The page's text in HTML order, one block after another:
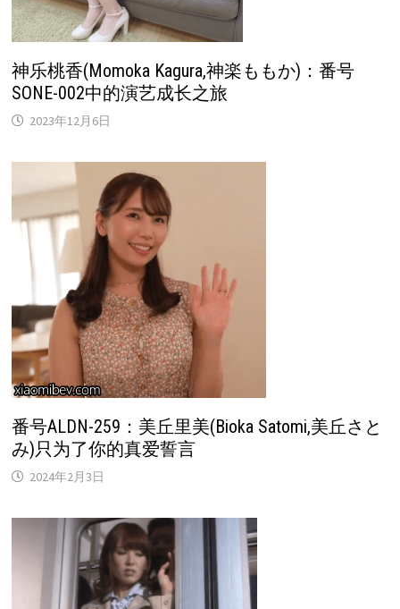
神乐桃香(Momoka Kagura,神楽ももか)：番号
SONE-002中的演艺成长之旅
2023年12月6日
番号ALDN-259：美丘里美(Bioka Satomi,美丘さと
み)只为了你的真爱誓言
2024年2月3日